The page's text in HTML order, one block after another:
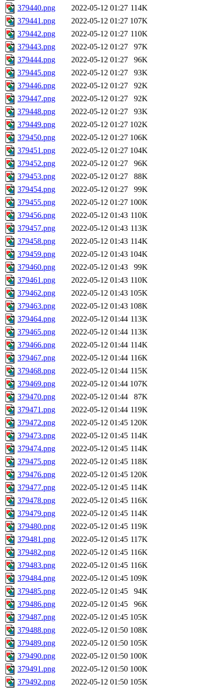
379440.png
2022-05-12 01:27 114K
379441.png
2022-05-12 01:27 107K
379442.png
2022-05-12 01:27 110K
379443.png
2022-05-12 01:27
97K
379444.png
2022-05-12 01:27
96K
379445.png
2022-05-12 01:27
93K
379446.png
2022-05-12 01:27
92K
379447.png
2022-05-12 01:27
92K
379448.png
2022-05-12 01:27
93K
379449.png
2022-05-12 01:27 102K
379450.png
2022-05-12 01:27 106K
379451.png
2022-05-12 01:27 104K
379452.png
2022-05-12 01:27
96K
379453.png
2022-05-12 01:27
88K
379454.png
2022-05-12 01:27
99K
379455.png
2022-05-12 01:27 100K
379456.png
2022-05-12 01:43 110K
379457.png
2022-05-12 01:43 113K
379458.png
2022-05-12 01:43 114K
379459.png
2022-05-12 01:43 104K
379460.png
2022-05-12 01:43
99K
379461.png
2022-05-12 01:43 110K
379462.png
2022-05-12 01:43 105K
379463.png
2022-05-12 01:43 108K
379464.png
2022-05-12 01:44 113K
379465.png
2022-05-12 01:44 113K
379466.png
2022-05-12 01:44 114K
379467.png
2022-05-12 01:44 116K
379468.png
2022-05-12 01:44 115K
379469.png
2022-05-12 01:44 107K
379470.png
2022-05-12 01:44
87K
379471.png
2022-05-12 01:44 119K
379472.png
2022-05-12 01:45 120K
379473.png
2022-05-12 01:45 114K
379474.png
2022-05-12 01:45 114K
379475.png
2022-05-12 01:45 118K
379476.png
2022-05-12 01:45 120K
379477.png
2022-05-12 01:45 114K
379478.png
2022-05-12 01:45 116K
379479.png
2022-05-12 01:45 114K
379480.png
2022-05-12 01:45 119K
379481.png
2022-05-12 01:45 117K
379482.png
2022-05-12 01:45 116K
379483.png
2022-05-12 01:45 116K
379484.png
2022-05-12 01:45 109K
379485.png
2022-05-12 01:45
94K
379486.png
2022-05-12 01:45
96K
379487.png
2022-05-12 01:45 105K
379488.png
2022-05-12 01:50 108K
379489.png
2022-05-12 01:50 105K
379490.png
2022-05-12 01:50 100K
379491.png
2022-05-12 01:50 100K
379492.png
2022-05-12 01:50 105K